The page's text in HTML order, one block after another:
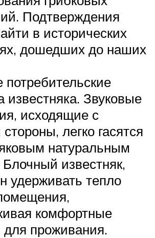
Подтверждения
в исторических
дошедших до наших
потребительские
известняка. Звуковые
исходящие с
легко гасятся
натуральным
известняк,
удерживать тепло
комфортные
для проживания.